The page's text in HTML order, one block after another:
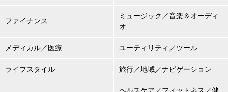
ファイナンス
ミュージック／音楽＆オーディ
オ
メディカル／医療 ユーティリティ／ツール
ライフスタイル 旅行／地域／ナビゲーション